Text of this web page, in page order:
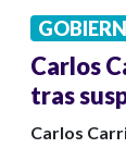
Carlos
tras
Carlos